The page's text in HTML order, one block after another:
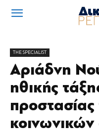
THE SPECIALIST
Αριάδνη
ηθικής